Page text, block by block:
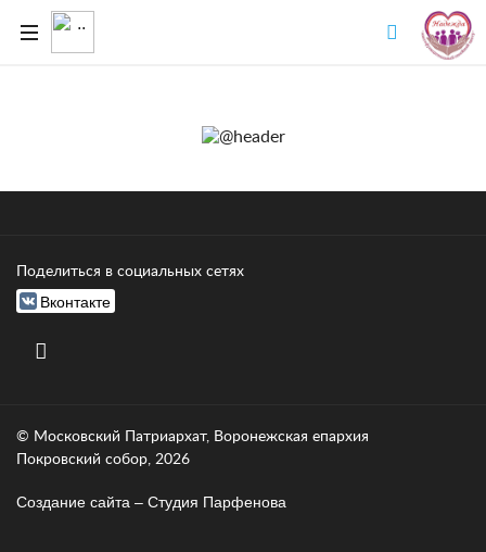
Поделиться в социальных сетях
Вконтакте
© Московский Патриархат, Воронежcкая епархия
Покровский собор, 2026
Создание сайта – Cтудия Парфенова